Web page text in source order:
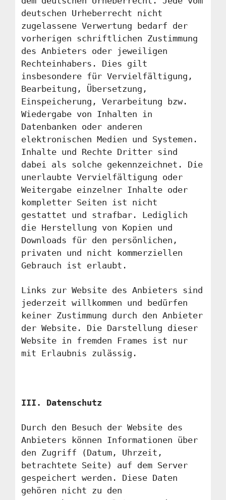
deutschen Urheberrecht nicht
zugelassene Verwertung bedarf der
vorherigen schriftlichen Zustimmung
des Anbieters oder jeweiligen
Rechteinhabers. Dies gilt
insbesondere für Vervielfältigung,
Bearbeitung, Übersetzung,
Einspeicherung, Verarbeitung bzw.
Wiedergabe von Inhalten in
Datenbanken oder anderen
elektronischen Medien und Systemen.
Inhalte und Rechte Dritter sind
dabei als solche gekennzeichnet. Die
unerlaubte Vervielfältigung oder
Weitergabe einzelner Inhalte oder
kompletter Seiten ist nicht
gestattet und strafbar. Lediglich
die Herstellung von Kopien und
Downloads für den persönlichen,
privaten und nicht kommerziellen
Gebrauch ist erlaubt.
Links zur Website des Anbieters sind
jederzeit willkommen und bedürfen
keiner Zustimmung durch den Anbieter
der Website. Die Darstellung dieser
Website in fremden Frames ist nur
mit Erlaubnis zulässig.
III. Datenschutz
Durch den Besuch der Website des
Anbieters können Informationen über
den Zugriff (Datum, Uhrzeit,
betrachtete Seite) auf dem Server
gespeichert werden. Diese Daten
gehören nicht zu den